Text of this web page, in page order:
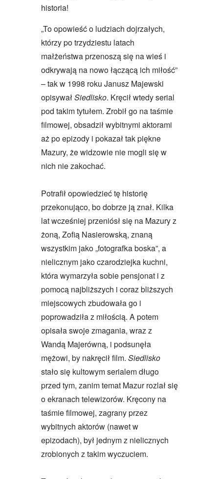
historia!
„To opowieść o ludziach dojrzałych,
którzy po trzydziestu latach
małżeństwa przenoszą się na wieś i
odkrywają na nowo łączącą ich miłość”
– tak w 1998 roku Janusz Majewski
opisywałSiedlisko. Kręcił wtedy serial
pod takim tytułem. Zrobił go na taśmie
filmowej, obsadził wybitnymi aktorami
aż po epizody i pokazał tak piękne
Mazury, że widzowie nie mogli się w
nich nie zakochać.
Potrafił opowiedzieć tę historię
przekonująco, bo dobrze ją znał. Kilka
lat wcześniej przeniósł się na Mazury z
żoną, Zofią Nasierowską, znaną
wszystkim jako „fotografka boska”, a
nielicznym jako czarodziejka kuchni,
która wymarzyła sobie pensjonat i z
pomocą najbliższych i coraz bliższych
miejscowych zbudowała go i
poprowadziła z miłością. A potem
opisała swoje zmagania, wraz z
Wandą Majerówną, i podsunęła
mężowi, by nakręcił film. Siedlisko
stało się kultowym serialem długo
przed tym, zanim temat Mazur rozlał się
o ekranach telewizorów. Kręcony na
taśmie filmowej, zagrany przez
wybitnych aktorów (nawet w
epizodach), był jednym z nielicznych
zrobionych z takim wyczuciem.